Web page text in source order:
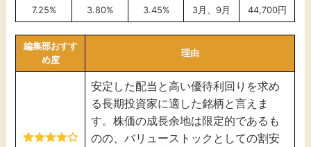
7.25% 3.80% 3.45% 3月、9月 44,700円
編集部おすす
め度
理由
安定した配当と高い優待利回りを求め
る長期投資家に適した銘柄と言えま
す。株価の成長余地は限定的であるも
のの、バリューストックとしての割安